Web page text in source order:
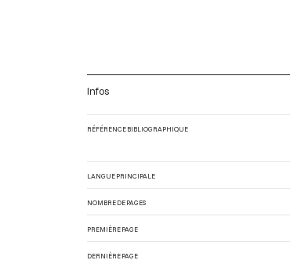
Infos
RÉFÉRENCE BIBLIOGRAPHIQUE
LANGUE PRINCIPALE
NOMBRE DE PAGES
PREMIÈRE PAGE
DERNIÈRE PAGE